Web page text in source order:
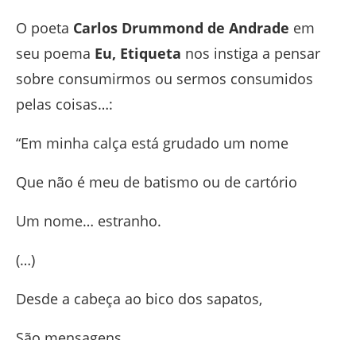
O poeta Carlos Drummond de Andrade em
seu poema Eu, Etiqueta nos instiga a pensar
sobre consumirmos ou sermos consumidos
pelas coisas…:
“Em minha calça está grudado um nome
Que não é meu de batismo ou de cartório
Um nome… estranho.
(…)
Desde a cabeça ao bico dos sapatos,